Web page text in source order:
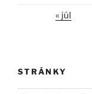
« júl
STRÁNKY